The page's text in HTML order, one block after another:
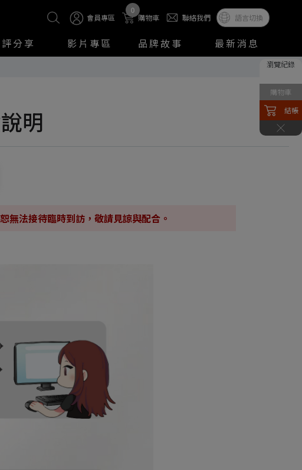
會員專區
0
購物車 聯絡我們 語言切換
分享 影片專區 品牌故事 最新消息
明
無法接待臨時到訪，敬請見諒與配合。
瀏覽紀錄
購物車
結帳